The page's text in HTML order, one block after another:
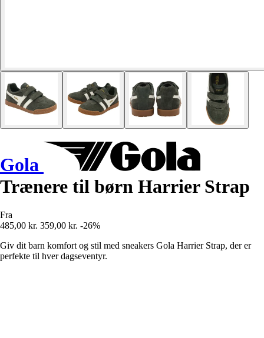
Gola
Trænere til børn Harrier Strap
Fra
485,00 kr. 359,00 kr. -26%
Giv dit barn komfort og stil med sneakers Gola Harrier Strap, der er
perfekte til hver dagseventyr.